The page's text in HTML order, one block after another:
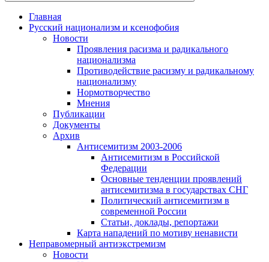
Главная
Русский национализм и ксенофобия
Новости
Проявления расизма и радикального
национализма
Противодействие расизму и радикальному
национализму
Нормотворчество
Мнения
Публикации
Документы
Архив
Антисемитизм 2003-2006
Антисемитизм в Российской
Федерации
Основные тенденции проявлений
антисемитизма в государствах СНГ
Политический антисемитизм в
современной России
Статьи, доклады, репортажи
Карта нападений по мотиву ненависти
Неправомерный антиэкстремизм
Новости